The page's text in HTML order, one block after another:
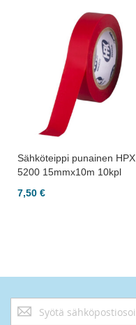
Sähköteippi punainen HPX
5200 15mmx10m 10kpl
7,50 €
Tilaa
uutiskirjeemme: